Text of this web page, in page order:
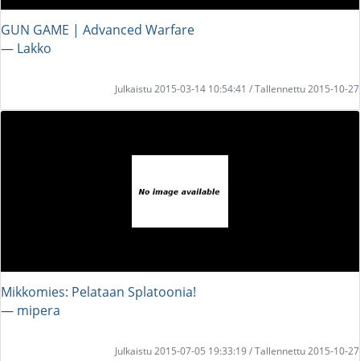
GUN GAME | Advanced Warfare
― Lakko
Julkaistu 2015-03-14 10:54:41 / Tallennettu 2015-10-27
Mikkomies: Pelataan Splatoonia!
― mipera
Julkaistu 2015-07-05 19:33:19 / Tallennettu 2015-10-27